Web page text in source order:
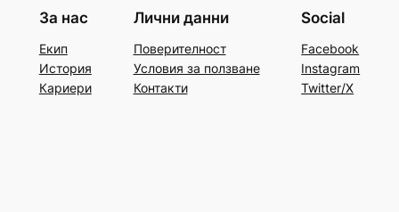
За нас
Екип
История
Кариери
Лични данни
Поверителност
Условия за ползване
Контакти
Social
Facebook
Instagram
Twitter/X